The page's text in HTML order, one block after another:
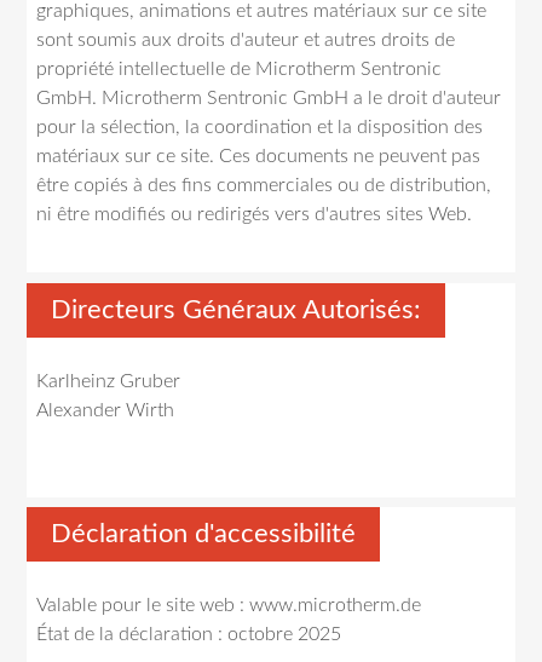
graphiques, animations et autres matériaux sur ce site
sont soumis aux droits d'auteur et autres droits de
propriété intellectuelle de Microtherm Sentronic
GmbH. Microtherm Sentronic GmbH a le droit d'auteur
pour la sélection, la coordination et la disposition des
matériaux sur ce site. Ces documents ne peuvent pas
être copiés à des fins commerciales ou de distribution,
ni être modifiés ou redirigés vers d'autres sites Web.
Directeurs Généraux Autorisés:
Karlheinz Gruber
Alexander Wirth
Déclaration d'accessibilité
Valable pour le site web : www.microtherm.de
État de la déclaration : octobre 2025